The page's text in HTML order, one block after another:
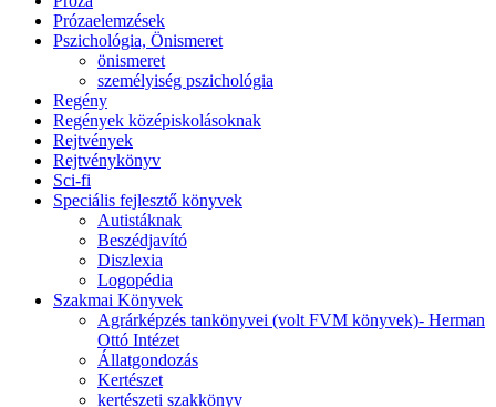
Prózaelemzések
Pszichológia, Önismeret
önismeret
személyiség pszichológia
Regény
Regények középiskolásoknak
Rejtvények
Rejtvénykönyv
Sci-fi
Speciális fejlesztő könyvek
Autistáknak
Beszédjavító
Diszlexia
Logopédia
Szakmai Könyvek
Agrárképzés tankönyvei (volt FVM könyvek)- Herman
Ottó Intézet
Állatgondozás
Kertészet
kertészeti szakkönyv